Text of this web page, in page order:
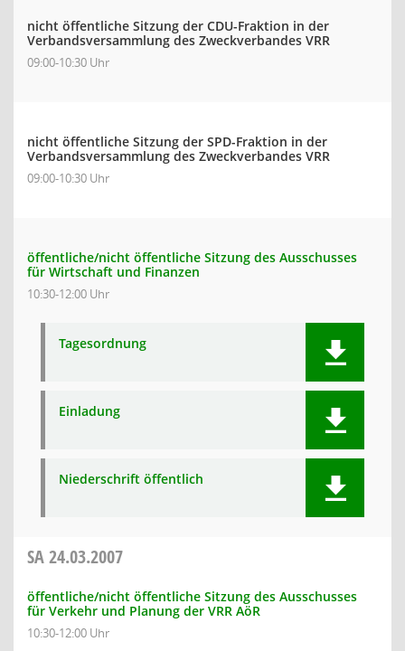
nicht öffentliche Sitzung der CDU-Fraktion in der
Verbandsversammlung des Zweckverbandes VRR
09:00-10:30 Uhr
nicht öffentliche Sitzung der SPD-Fraktion in der
Verbandsversammlung des Zweckverbandes VRR
09:00-10:30 Uhr
öffentliche/nicht öffentliche Sitzung des Ausschusses
für Wirtschaft und Finanzen
10:30-12:00 Uhr
Tagesordnung
Einladung
Niederschrift öffentlich
SA24.03.2007
öffentliche/nicht öffentliche Sitzung des Ausschusses
für Verkehr und Planung der VRR AöR
10:30-12:00 Uhr